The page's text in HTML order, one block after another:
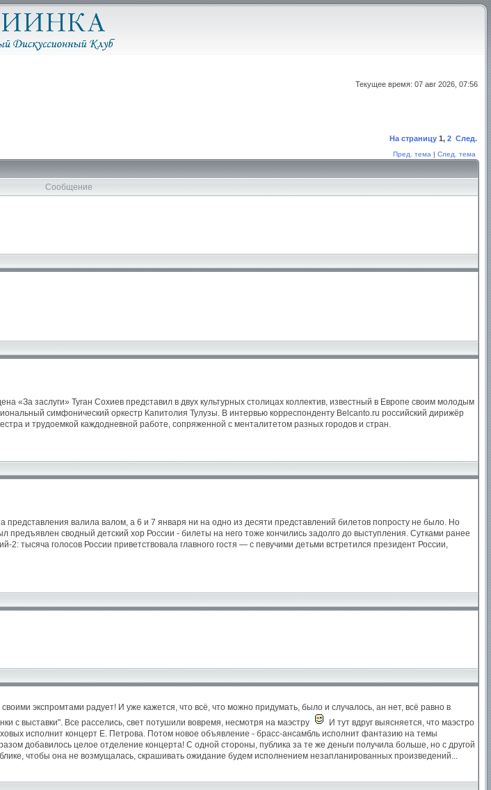
Текущее время: 07 авг 2026, 07:56
На страницу 1, 2 След.
Пред. тема | След. тема
Сообщение
«За заслуги» Туган Сохиев представил в двух культурных столицах коллектив, известный в Европе своим молодым
симфонический оркестр Капитолия Тулузы. В интервью корреспонденту Belcanto.ru российский дирижёр
и трудоемкой каждодневной работе, сопряженной с менталитетом разных городов и стран.
представления валила валом, а 6 и 7 января ни на одно из десяти представлений билетов попросту не было. Но
сводный детский хор России - билеты на него тоже кончились задолго до выступления. Сутками ранее
тысяча голосов России приветствовала главного гостя — с певучими детьми встретился президент России,
экспромтами радует! И уже кажется, что всё, что можно придумать, было и случалось, ан нет, всё равно в
с выставки". Все расселись, свет потушили вовремя, несмотря на маэстру
И тут вдруг выясняется, что маэстро
исполнит концерт Е. Петрова. Потом новое объявление - брасс-ансамбль исполнит фантазию на темы
добавилось целое отделение концерта! С одной стороны, публика за те же деньги получила больше, но с другой
чтобы она не возмущалась, скрашивать ожидание будем исполнением незапланированных произведений...